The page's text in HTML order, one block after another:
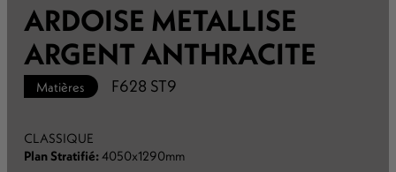
ARDOISE METALLISE
ARGENT ANTHRACITE
Matières F628 ST9
CLASSIQUE
Plan Stratifié:4050x1290mm